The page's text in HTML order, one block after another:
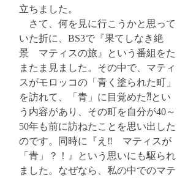
立ちました。
さて、何を見に行こうかと思って
いた折に、BS3で『果てしなき絶
景　マティスの旅』という番組をた
またま見ました。その中で、マティ
スがモロッコの「青く塗られた町」
を訪れて、「青」に目覚めた⁈とい
う内容があり、その町を自分が40～
50年も前に訪ねたことを思い出した
のです。同時に『え‼　マティスが
「青」？！』という思いにも駆られ
ました。なぜなら、私の中でのマテ